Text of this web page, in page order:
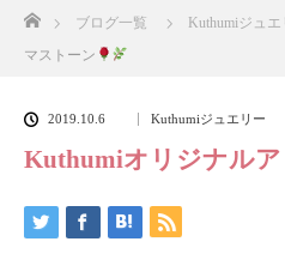
ブログ一覧 Kuthumiジュエ
マストーン
2019.10.6 Kuthumiジュエリー
Kuthumiオリジナル